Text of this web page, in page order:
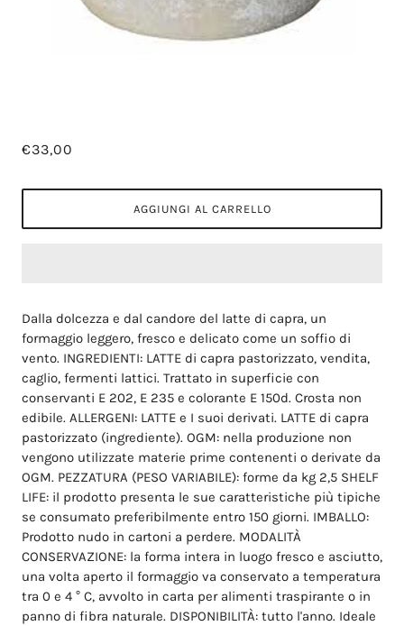
€33,00
AGGIUNGI AL CARRELLO
Dalla dolcezza e dal candore del latte di capra, un
formaggio leggero, fresco e delicato come un soffio di
vento. INGREDIENTI: LATTE di capra pastorizzato, vendita,
caglio, fermenti lattici. Trattato in superficie con
conservanti E 202, E 235 e colorante E 150d. Crosta non
edibile. ALLERGENI: LATTE e I suoi derivati. LATTE di capra
pastorizzato (ingrediente). OGM: nella produzione non
vengono utilizzate materie prime contenenti o derivate da
OGM. PEZZATURA (PESO VARIABILE): forme da kg 2,5 SHELF
LIFE: il prodotto presenta le sue caratteristiche più tipiche
se consumato preferibilmente entro 150 giorni. IMBALLO:
Prodotto nudo in cartoni a perdere. MODALITÀ
CONSERVAZIONE: la forma intera in luogo fresco e asciutto,
una volta aperto il formaggio va conservato a temperatura
tra 0 e 4 ° C, avvolto in carta per alimenti traspirante o in
panno di fibra naturale. DISPONIBILITÀ: tutto l'anno. Ideale